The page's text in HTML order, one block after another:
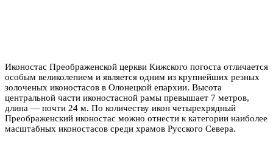
Иконостас Преображенской церкви Кижского погоста отличается
особым великолепием и является одним из крупнейших резных
золоченых иконостасов в Олонецкой епархии. Высота
центральной части иконостасной рамы превышает 7 метров,
длина — почти 24 м. По количеству икон четырехрядный
Преображенский иконостас можно отнести к категории наиболее
масштабных иконостасов среди храмов Русского Севера.